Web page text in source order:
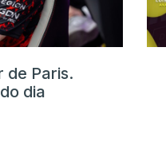
de Paris.
dia